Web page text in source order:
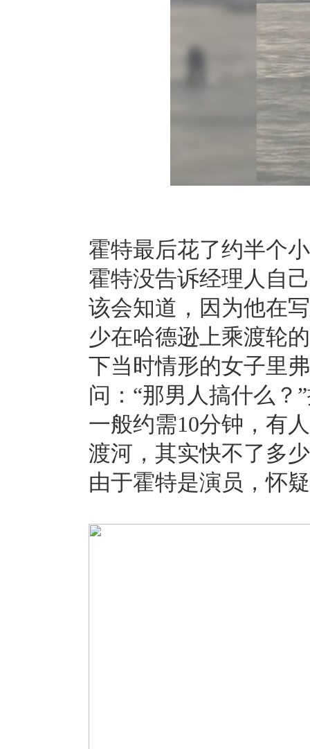
霍特最后花了约半个
霍特没告诉经理人自
该会知道，因为他在
少在哈德逊上乘渡轮
下当时情形的女子里
问：“那男人搞什么？
一般约需10分钟，有
渡河，其实快不了多
由于霍特是演员，怀